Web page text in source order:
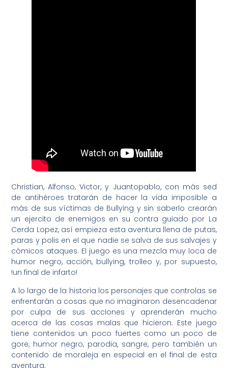
Christian, Alfonso, Victor, y Juantopablo, con más sed
de antihéroes tratarán de hacer la vida imposible a
más de sus víctimas de Bullying y sin saberlo crearán
un ejercito de enemigos en su contra guiado por La
Cerda Lopez, así empieza esta aventura llena de putas,
paras y polis en el que nadie se salva de sus salvajes y
cómicos ataques. El juego es una mezcla muy loca de
humor negro, acción, bullying, trolleo y, por supuesto,
!un final de infarto!
A lo largo de la historia los personajes que controlas se
enfrentarán a cosas que no imaginaron desencadenar
por culpa de sus acciones y aprenderán mucho
acerca de las cosas malas que hicieron. Este juego
tiene contenidos un poco fuertes como un poco de
gore, humor negro, parodia, sangre, pero también un
contenido de moraleja en especial en el final de esta
aventura.